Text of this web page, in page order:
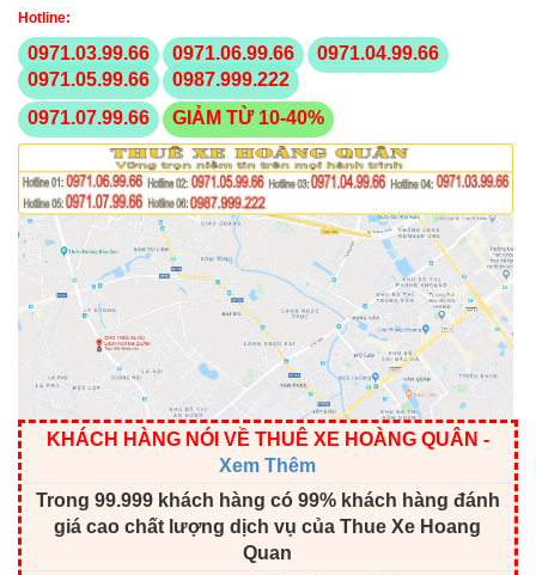
Hotline:
0971.03.99.66 0971.06.99.66
0971.04.99.66
0971.05.99.66
0987.999.222
0971.07.99.66
GIẢM TỪ 10-40%
KHÁCH HÀNG NÓI VỀ THUÊ XE HOÀNG QUÂN -
Xem Thêm
Trong 99.999 khách hàng có 99% khách hàng đánh
giá cao chất lượng dịch vụ của Thue Xe Hoang
Quan